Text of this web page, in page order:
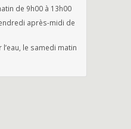
de 9h00 à 13h00
après-midi de
l’eau, le samedi matin